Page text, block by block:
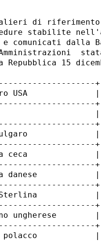
di
stabilite
e comunicati
Repubblica 15
USA
ceca
danese
ungherese
polacco